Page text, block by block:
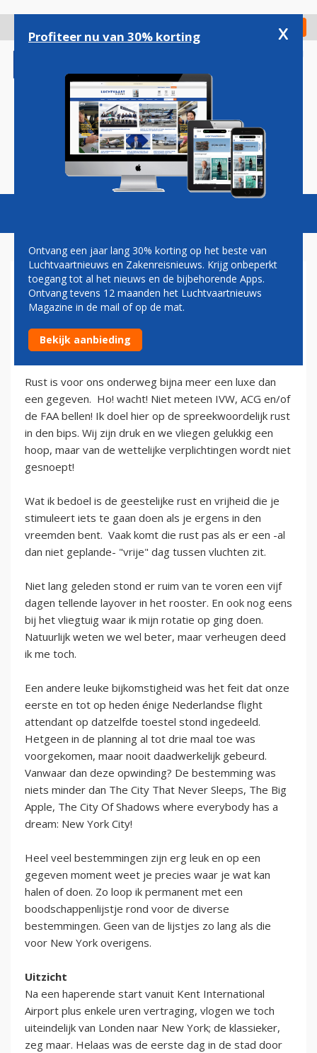
gaan
Check in
Magazine Podcasts Vacatures
ERIC VAN WALSEM: RUST IN
NEW YORK!
11 oktober 2012
Rust is voor ons onderweg bijna meer een luxe dan
een gegeven. Ho! wacht! Niet meteen IVW, ACG en/of
de FAA bellen! Ik doel hier op de spreekwoordelijk rust
in den bips. Wij zijn druk en we vliegen gelukkig een
hoop, maar van de wettelijke verplichtingen wordt niet
gesnoept!
Wat ik bedoel is de geestelijke rust en vrijheid die je
stimuleert iets te gaan doen als je ergens in den
vreemden bent. Vaak komt die rust pas als er een -al
dan niet geplande- "vrije" dag tussen vluchten zit.
Niet lang geleden stond er ruim van te voren een vijf
dagen tellende layover in het rooster. En ook nog eens
bij het vliegtuig waar ik mijn rotatie op ging doen.
Natuurlijk weten we wel beter, maar verheugen deed
ik me toch.
Een andere leuke bijkomstigheid was het feit dat onze
eerste en tot op heden énige Nederlandse flight
attendant op datzelfde toestel stond ingedeeld.
Hetgeen in de planning al tot drie maal toe was
voorgekomen, maar nooit daadwerkelijk gebeurd.
Vanwaar dan deze opwinding? De bestemming was
niets minder dan The City That Never Sleeps, The Big
Apple, The City Of Shadows where everybody has a
dream: New York City!
Heel veel bestemmingen zijn erg leuk en op een
gegeven moment weet je precies waar je wat kan
halen of doen. Zo loop ik permanent met een
boodschappenlijstje rond voor de diverse
bestemmingen. Geen van de lijstjes zo lang als die
voor New York overigens.
Uitzicht
Na een haperende start vanuit Kent International
Airport plus enkele uren vertraging, vlogen we toch
uiteindelijk van Londen naar New York; de klassieker,
zeg maar. Helaas was de eerste dag in de stad door
Profiteer nu van 30% korting x
Ontvang een jaar lang 30% korting op het beste van
Luchtvaartnieuws en Zakenreisnieuws. Krijg onbeperkt
toegang tot al het nieuws en de bijbehorende Apps.
Ontvang tevens 12 maanden het Luchtvaartnieuws
Magazine in de mail of op de mat.
Bekijk aanbieding